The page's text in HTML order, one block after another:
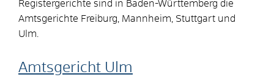
Registergerichte sind in Baden-Württemberg die
Amtsgerichte Freiburg, Mannheim, Stuttgart und
Ulm.
Amtsgericht Ulm